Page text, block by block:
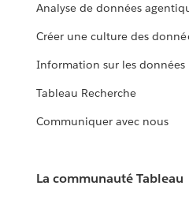
Analyse de données
Créer une culture des
Information sur les données
Tableau Recherche
Communiquer avec nous
La communauté Tableau